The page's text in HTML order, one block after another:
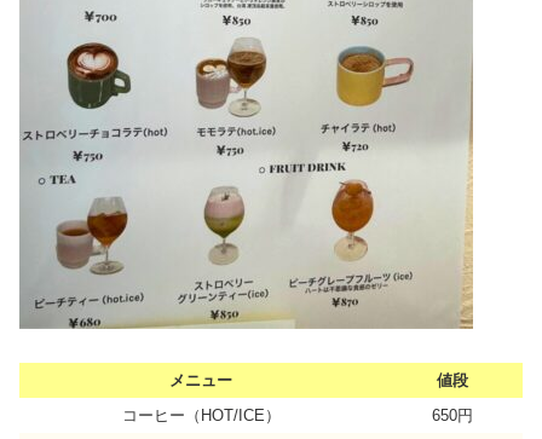
メニュー
値段
コーヒー（HOT/ICE）
650円